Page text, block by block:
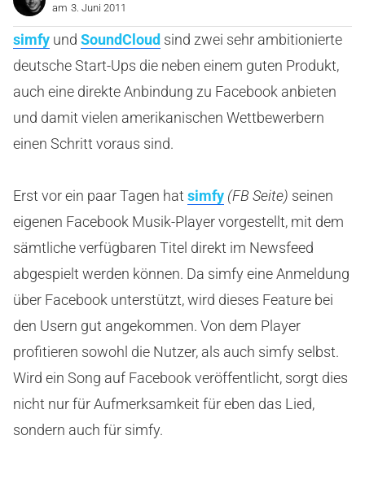
am 3. Juni 2011
simfy und SoundCloud sind zwei sehr ambitionierte
deutsche Start-Ups die neben einem guten Produkt,
auch eine direkte Anbindung zu Facebook anbieten
und damit vielen amerikanischen Wettbewerbern
einen Schritt voraus sind.
Erst vor ein paar Tagen hat simfy (FB Seite) seinen
eigenen Facebook Musik-Player vorgestellt, mit dem
sämtliche verfügbaren Titel direkt im Newsfeed
abgespielt werden können. Da simfy eine Anmeldung
über Facebook unterstützt, wird dieses Feature bei
den Usern gut angekommen. Von dem Player
profitieren sowohl die Nutzer, als auch simfy selbst.
Wird ein Song auf Facebook veröffentlicht, sorgt dies
nicht nur für Aufmerksamkeit für eben das Lied,
sondern auch für simfy.